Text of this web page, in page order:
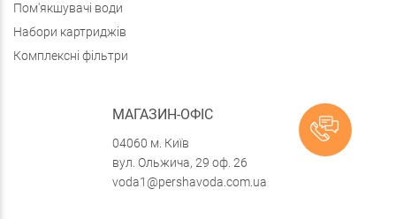
Пом'якшувачі води
Набори картриджів
Комплексні фільтри
МАГАЗИН-ОФІС
04060 м. Київ
вул. Ольжича, 29 оф. 26
voda1@pershavoda.com.ua